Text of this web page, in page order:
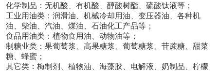
化学制品：无机酸、有机酸、醇酸树酯、硫酸钛液等；
工业用油类：润滑油、机械冷却用油、变压器油、各种机
油、柴油、汽油、煤油、石油化工产品等；
食品用油类：植物食用油、动物油等；
制糖业类：果葡萄浆、高果糖浆、葡萄糖浆、苷蔗糖、甜菜
糖、蜂蜜；
其它类：梅制剂、植物油、海藻胶、电解液、奶制品、柠檬